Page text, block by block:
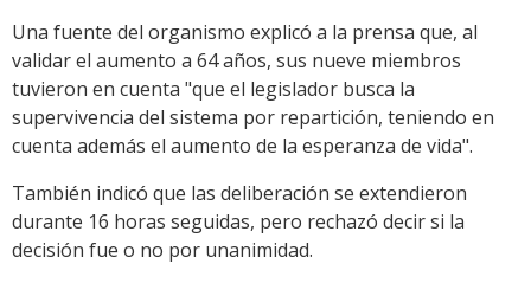
Una fuente del organismo explicó a la prensa que, al
validar el aumento a 64 años, sus nueve miembros
tuvieron en cuenta "que el legislador busca la
supervivencia del sistema por repartición, teniendo en
cuenta además el aumento de la esperanza de vida".
También indicó que las deliberación se extendieron
durante 16 horas seguidas, pero rechazó decir si la
decisión fue o no por unanimidad.